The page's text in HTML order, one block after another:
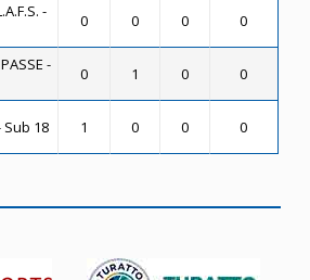
-
0 0 0 0
-
0 1 0 0
Sub 18 1 0 0 0